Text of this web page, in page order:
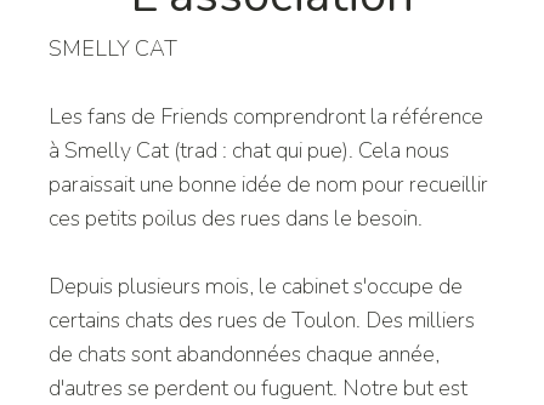
SMELLY CAT
Les fans de Friends comprendront la référence
à Smelly Cat (trad : chat qui pue). Cela nous
paraissait une bonne idée de nom pour recueillir
ces petits poilus des rues dans le besoin.
Depuis plusieurs mois, le cabinet s'occupe de
certains chats des rues de Toulon. Des milliers
de chats sont abandonnées chaque année,
d'autres se perdent ou fuguent. Notre but est